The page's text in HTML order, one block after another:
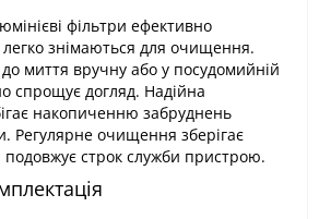
фільтри ефективно
знімаються для очищення.
миття вручну або у посудомийній
спрощує догляд. Надійна
накопиченню забруднень
Регулярне очищення зберігає
подовжує строк служби пристрою.